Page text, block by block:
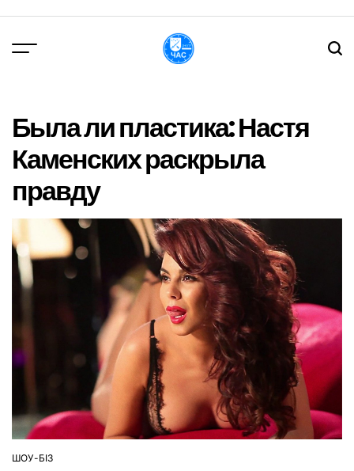
вмісту
Была ли пластика: Настя
Каменских раскрыла
правду
ОПУБЛІКУВАТИ
ШОУ-БІЗ